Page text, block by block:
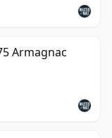
Armagnac